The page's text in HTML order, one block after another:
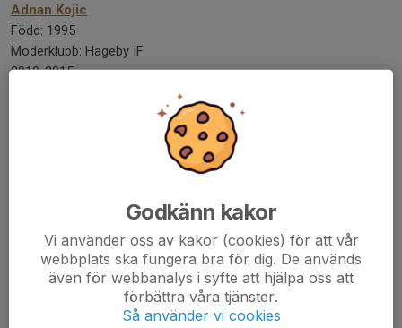
Adnan Kojic
Född: 1995
Moderklubb: Hageby IF
2010-2015
Född: 1995
Moderklubb: Hageby IF
2007-2011
Alexander Fransson
Godkänn kakor
Vi använder oss av kakor (cookies) för att vår
webbplats ska fungera bra för dig. De används
även för webbanalys i syfte att hjälpa oss att
förbättra våra tjänster.
Så använder vi cookies